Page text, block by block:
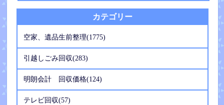
カテゴリー
空家、遺品生前整理(1775)
引越しごみ回収(283)
明朗会計 回収価格(124)
テレビ回収(57)